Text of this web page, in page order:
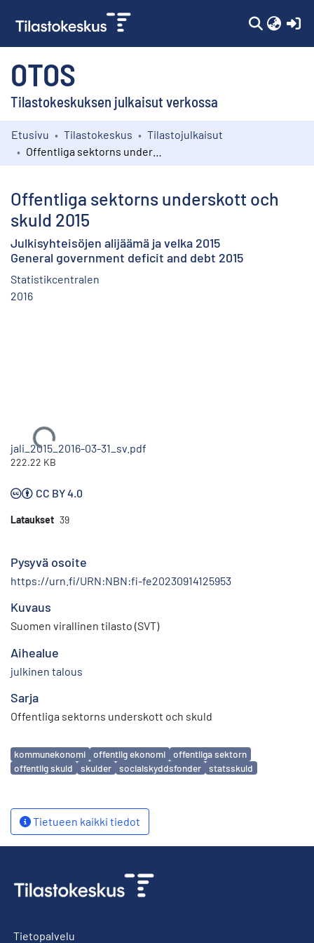
OTOS
Tilastokeskuksen julkaisut verkossa
Kokoelmat
Etusivu Tilastokeskus
Tilastojulkaisut
Offentliga sektorns underskott och
skuld 2015
Julkisyhteisöjen alijäämä ja velka 2015
General government deficit and debt 2015
Statistikcentralen
2016
Ladataan...
jali_2015_2016-03-31_sv.pdf
222.22 KB
CC BY 4.0
Lataukset 39
Pysyvä osoite
https://urn.fi/URN:NBN:fi-fe20230914125953
Kuvaus
Suomen virallinen tilasto (SVT)
Aihealue
julkinen talous
Sarja
Offentliga sektorns underskott och skuld
Avainsanat
kommunekonomi offentlig ekonomi
offentliga sektorn
offentlig skuld
skulder socialskyddsfonder statsskuld
Tietueen kaikki tiedot
Tietopalvelu